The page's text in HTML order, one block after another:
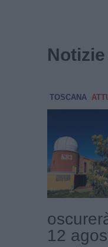
TOSCANA
12